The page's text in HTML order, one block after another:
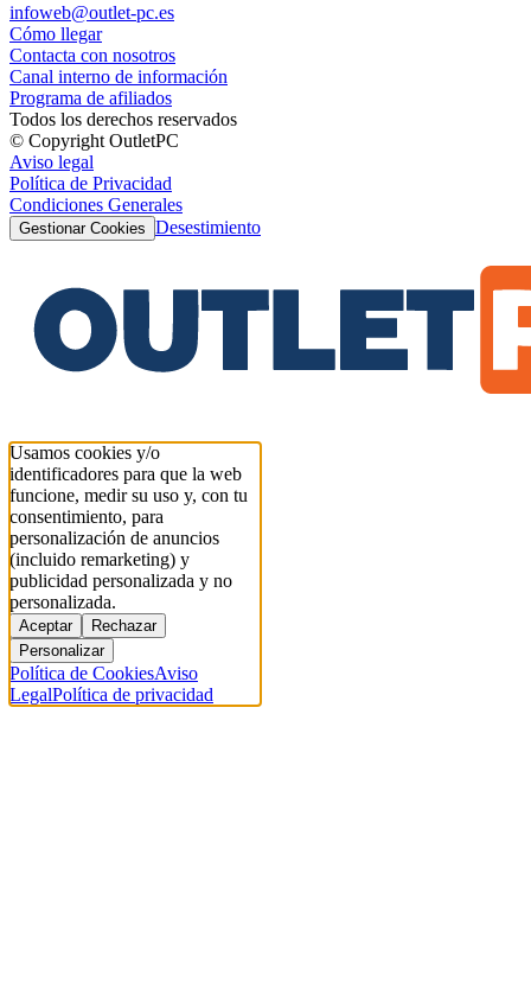
infoweb@outlet-pc.es
Cómo llegar
Contacta con nosotros
Canal interno de información
Programa de afiliados
Todos los derechos reservados
© Copyright OutletPC
Aviso legal
Política de Privacidad
Condiciones Generales
Gestionar Cookies Desestimiento
Usamos cookies y/o
identificadores para que la web
funcione, medir su uso y, con tu
consentimiento, para
personalización de anuncios
(incluido remarketing) y
publicidad personalizada y no
personalizada.
Aceptar
Rechazar
Personalizar
Política de CookiesAviso
LegalPolítica de privacidad